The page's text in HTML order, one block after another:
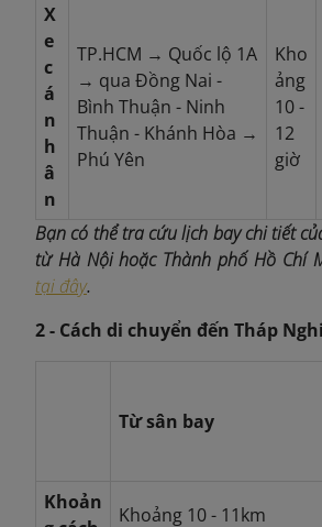
X
e
c
á
n
h
â
n
TP.HCM → Quốc lộ 1A
→ qua Đồng Nai -
Bình Thuận - Ninh
Thuận - Khánh Hòa →
Phú Yên
Kho
ảng
10 -
12
giờ
Bạn có thể tra cứu lịch bay chi tiết
từ Hà Nội hoặc Thành phố Hồ Chí
tại đây.
2 - Cách di chuyển đến Tháp
Từ sân bay
Khoản
Khoảng 10 - 11km